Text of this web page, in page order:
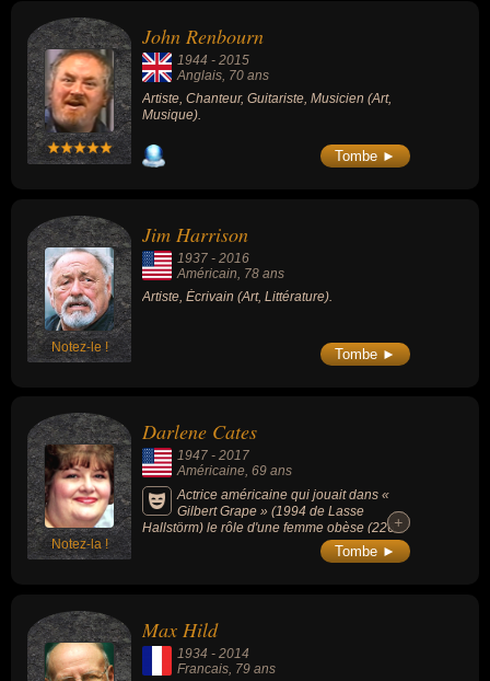
John Renbourn
1944 - 2015
Anglais, 70 ans
Artiste, Chanteur, Guitariste, Musicien (Art,
Musique).
Tombe ►
Notez-le !
Jim Harrison
1937 - 2016
Américain , 78 ans
Artiste, Écrivain (Art, Littérature).
Tombe ►
Notez-la !
Darlene Cates
1947 - 2017
Américaine, 69 ans
Actrice américaine qui jouait dans «
Gilbert Grape » (1994 de Lasse
Hallstörm) le rôle d'une femme obèse (226
kg à l'époque) qui était la mère de Johnny
+
+
Tombe ►
Max Hild
1934 - 2014
Francais , 79 ans